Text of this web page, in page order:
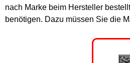
nach Marke beim Hersteller
benötigen. Dazu müssen Sie die